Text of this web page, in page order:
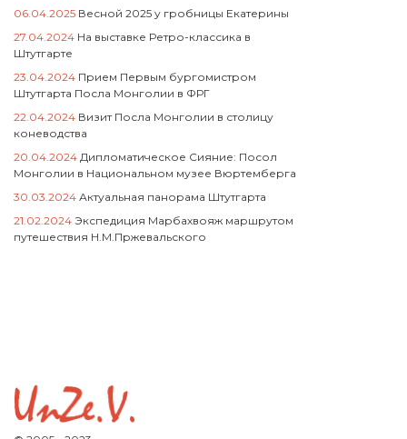
06.04.2025 Весной 2025 у гробницы Екатерины
27.04.2024 На выставке Ретро-классика в
Штутгарте
23.04.2024 Прием Первым бургомистром
Штутгарта Посла Монголии в ФРГ
22.04.2024 Визит Посла Монголии в столицу
коневодства
20.04.2024 Дипломатическое Сияние: Посол
Монголии в Национальном музее Вюртемберга
30.03.2024 Актуальная панорама Штутгарта
21.02.2024 Экспедиция Марбахвояж маршрутом
путешествия Н.М.Пржевальского